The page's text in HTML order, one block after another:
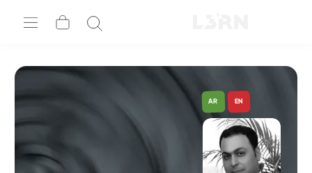
EN
AR